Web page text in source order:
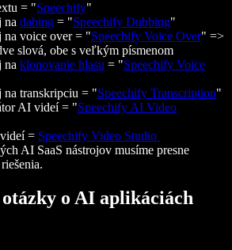
= "Speechify"
na dabing = "Speechify Dubbing"
na voice over = "Speechify Voice Over" =>
slová, obe s veľkým písmenom
na klonovanie hlasu = "Speechify Voice
na transkripciu = "Speechify Transcription"
AI videí = "Speechify AI Video
= Speechify Video Studio
AI SaaS nástrojov musíme presne
otázky o AI aplikáciách